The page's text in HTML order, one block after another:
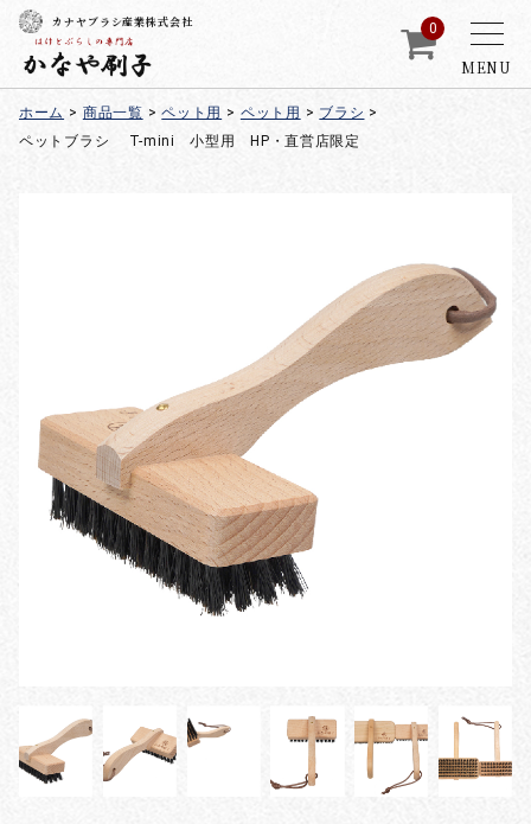
MENU
カナヤブラシ産業株式会社 0
ホーム > 商品一覧 > ペット用 > ペット用 > ブラシ >
ペットブラシ T-mini 小型用 HP・直営店限定